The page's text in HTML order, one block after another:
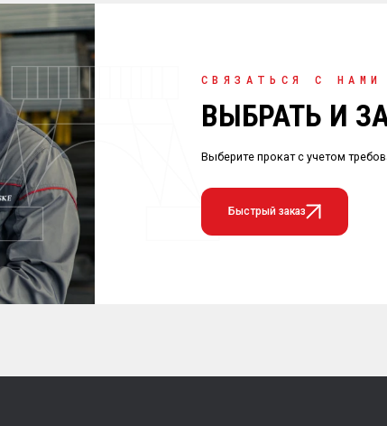
СВЯЗАТЬСЯ С НАМИ
ВЫБРАТЬ И
Выберите прокат с учетом
Быстрый заказ